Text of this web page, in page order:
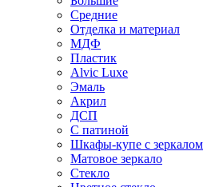
Средние
Отделка и материал
МДФ
Пластик
Alvic Luxe
Эмаль
Акрил
ДСП
С патиной
Шкафы-купе с зеркалом
Матовое зеркало
Стекло